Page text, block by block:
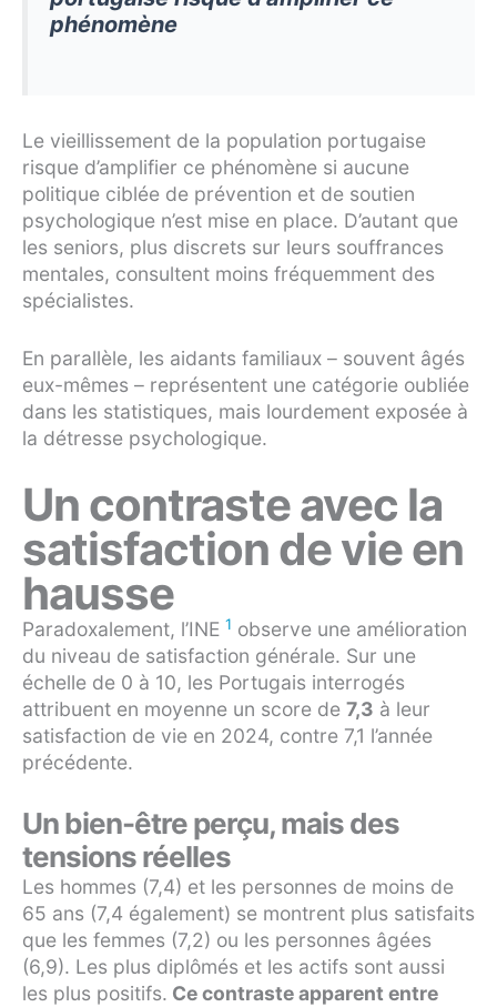
phénomène
Le vieillissement de la population portugaise
risque d’amplifier ce phénomène si aucune
politique ciblée de prévention et de soutien
psychologique n’est mise en place. D’autant que
les seniors, plus discrets sur leurs souffrances
mentales, consultent moins fréquemment des
spécialistes.
En parallèle, les aidants familiaux – souvent âgés
eux-mêmes – représentent une catégorie oubliée
dans les statistiques, mais lourdement exposée à
la détresse psychologique.
Un contraste avec la
satisfaction de vie en
hausse
Paradoxalement, l’INE 1 observe une amélioration
du niveau de satisfaction générale. Sur une
échelle de 0 à 10, les Portugais interrogés
attribuent en moyenne un score de 7,3 à leur
satisfaction de vie en 2024, contre 7,1 l’année
précédente.
Un bien-être perçu, mais des
tensions réelles
Les hommes (7,4) et les personnes de moins de
65 ans (7,4 également) se montrent plus satisfaits
que les femmes (7,2) ou les personnes âgées
(6,9). Les plus diplômés et les actifs sont aussi
les plus positifs. Ce contraste apparent entre